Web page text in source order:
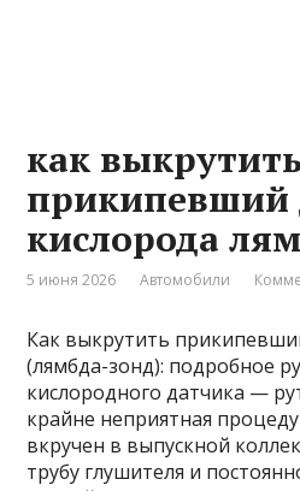
как выкрутить
прикипевший
кислорода
5 июня 2026 Автомобили
Как выкрутить
(лямбда-зонд): подробное
кислородного датчика —
крайне неприятная
вкручен в выпускной
трубу глушителя и